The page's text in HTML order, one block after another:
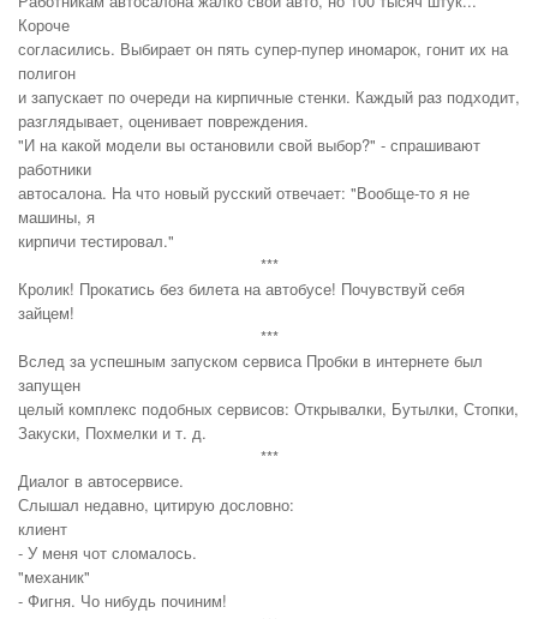
Короче
согласились. Выбирает он пять супер-пупер иномарок, гонит их на
полигон
и запускает по очереди на кирпичные стенки. Каждый раз подходит,
разглядывает, оценивает повреждения.
"И на какой модели вы остановили свой выбор?" - спрашивают
работники
автосалона. На что новый русский отвечает: "Вообще-то я не
машины, я
кирпичи тестировал."
***
Кролик! Прокатись без билета на автобусе! Почувствуй себя
зайцем!
***
Вслед за успешным запуском сервиса Пробки в интернете был
запущен
целый комплекс подобных сервисов: Открывалки, Бутылки, Стопки,
Закуски, Похмелки и т. д.
***
Диалог в автосервисе.
Слышал недавно, цитирую дословно:
клиент
- У меня чот сломалось.
"механик"
- Фигня. Чо нибудь починим!